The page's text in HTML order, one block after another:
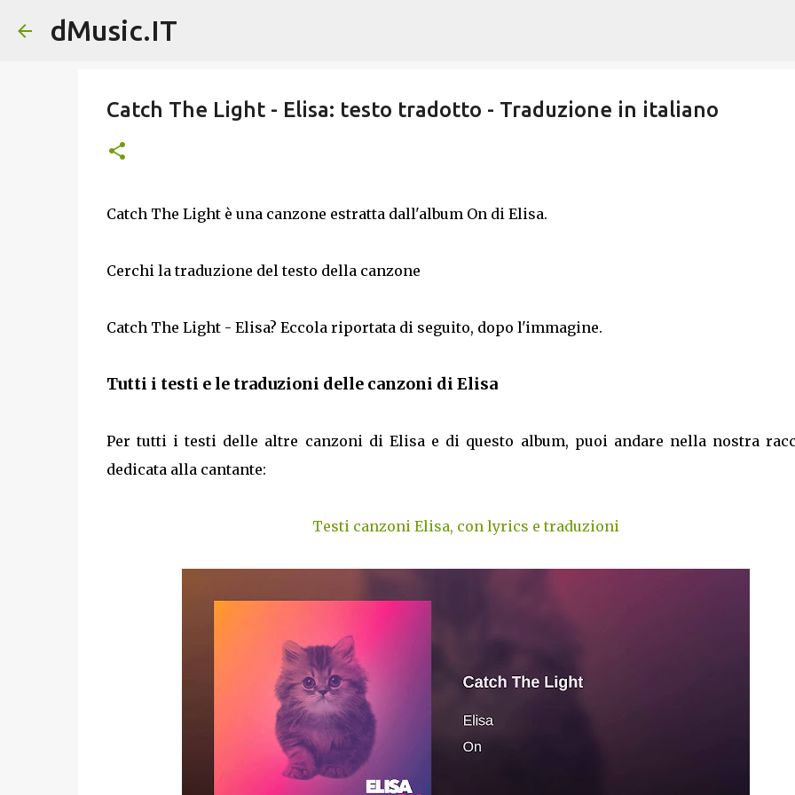
dMusic.IT
Catch The Light - Elisa: testo tradotto - Traduzione in italiano
Catch The Light è una canzone estratta dall'album On di Elisa.
Cerchi la traduzione del testo della canzone
Catch The Light - Elisa? Eccola riportata di seguito, dopo l'immagine.
Tutti i testi e le traduzioni delle canzoni di Elisa
Per tutti i testi delle altre canzoni di Elisa e di questo album, puoi andare nella nostra
dedicata alla cantante:
Testi canzoni Elisa, con lyrics e traduzioni